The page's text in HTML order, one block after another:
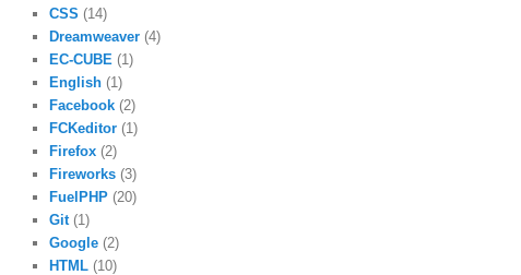
CSS (14)
Dreamweaver (4)
EC-CUBE (1)
English (1)
Facebook (2)
FCKeditor (1)
Firefox (2)
Fireworks (3)
FuelPHP (20)
Git (1)
Google (2)
HTML (10)